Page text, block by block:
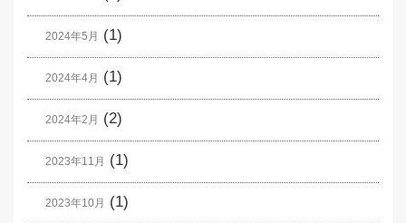
2024年5月 (1)
2024年4月 (1)
2024年2月 (2)
2023年11月 (1)
2023年10月 (1)